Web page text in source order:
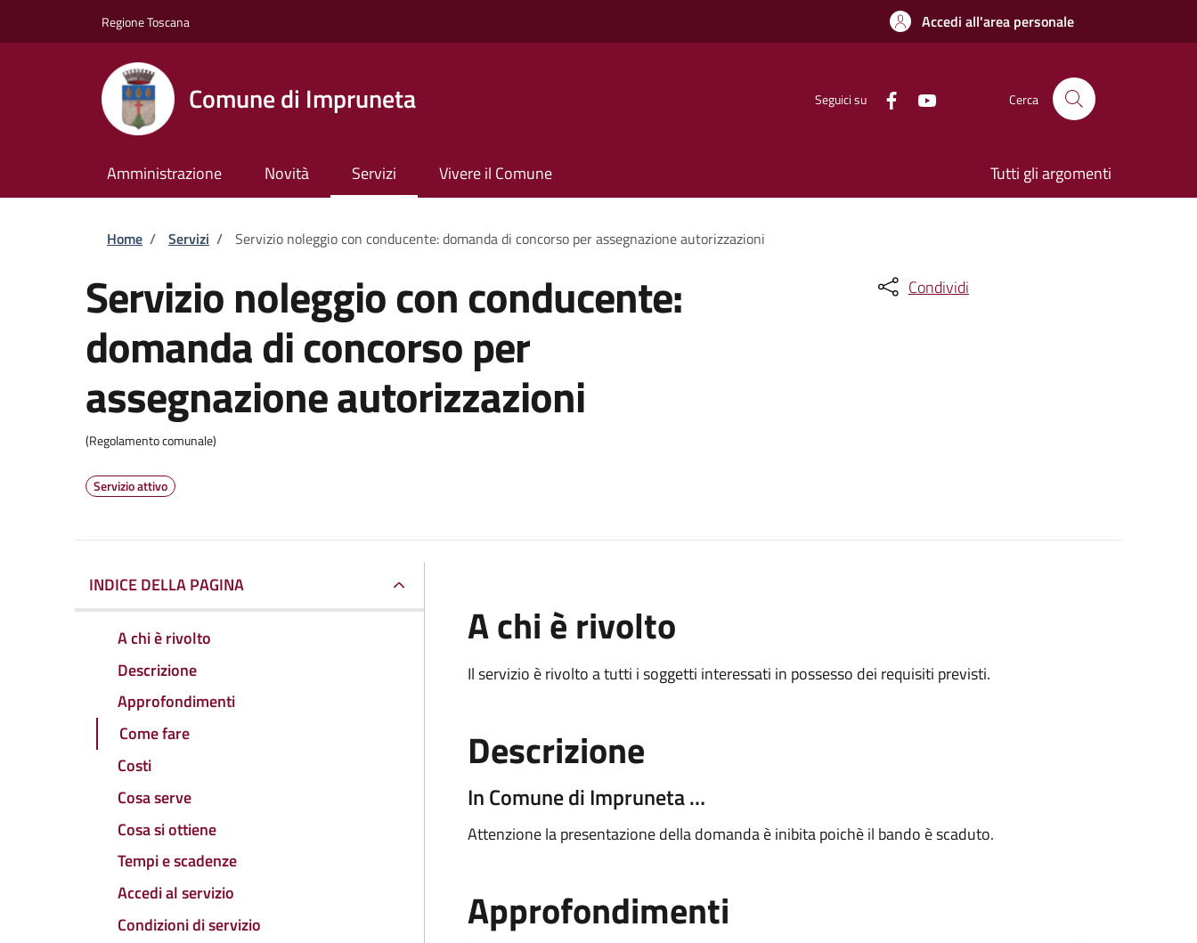
Regione Toscana Accedi all'area personale
Comune di Impruneta Seguici su Cerca
Amministrazione Novità Servizi Vivere il Comune Tutti gli argomenti
Briciole di pane
Home / Servizi / Servizio noleggio con conducente: domanda di concorso per assegnazione autorizzazioni
Servizio noleggio con conducente:
domanda di concorso per
assegnazione autorizzazioni
(Regolamento comunale)
Servizio attivo
Condividi
INDICE DELLA PAGINA
A chi è rivolto
Descrizione
Approfondimenti
Come fare
Costi
Cosa serve
Cosa si ottiene
Tempi e scadenze
Accedi al servizio
Condizioni di servizio
A chi è rivolto
Il servizio è rivolto a tutti i soggetti interessati in possesso dei requisiti previsti.
Descrizione
In Comune di Impruneta …
Attenzione la presentazione della domanda è inibita poichè il bando è scaduto.
Approfondimenti